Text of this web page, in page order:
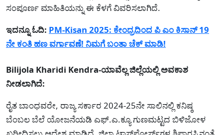
ಸಂಪೂರ್ಣ ಮಾಹಿತಿಯನ್ನು ಈ ಕೆಳಗೆ ವಿವರಿಸಲಾಗಿದೆ.
ಇದನ್ನೂ ಓದಿ: PM-Kisan 2025: ಕೇಂದ್ರದಿಂದ ಪಿ ಎಂ ಕಿಸಾನ್ 19
ನೇ ಕಂತಿ ಹಣ ವರ್ಗಾವಣೆ! ನಿಮಗೆ ಬಂತಾ ಚೆಕ್ ಮಾಡಿ!
Bilijola Kharidi Kendra-ಯಾವೆಲ್ಲ ಜಿಲ್ಲೆಯಲ್ಲಿ ಅವಕಾಶ
ನೀಡಲಾಗಿದೆ:
ರೈತ ಬಾಂಧವರೇ, ರಾಜ್ಯ ಸರ್ಕಾರ 2024-25ನೇ ಸಾಲಿನಲ್ಲಿ ಕನಿಷ್ಠ
ಬೆಂಬಲ ಬೆಲೆ ಯೋಜನೆಯಡಿ ಎಫ್.ಎ.ಕ್ಯೂ ಗುಣಮಟ್ಟದ ಬಿಳಿಜೋಳ